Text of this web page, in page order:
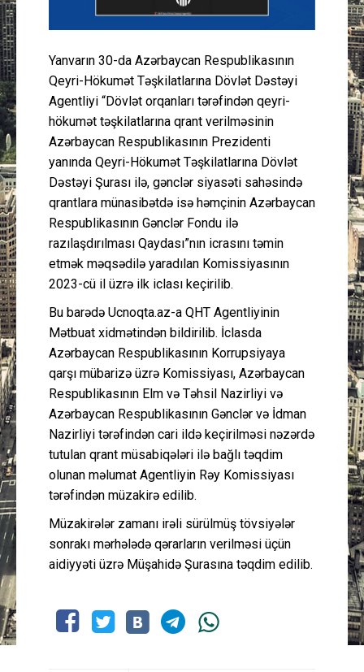
Gündəm
Cəmiyyət
Peşə etikası
Əlaqə
Yanvarın 30-da Azərbaycan Respublikasının
Qeyri-Hökumət Təşkilatlarına Dövlət Dəstəyi
Agentliyi “Dövlət orqanları tərəfindən qeyri-
hökumət təşkilatlarına qrant verilməsinin
Azərbaycan Respublikasının Prezidenti
yanında Qeyri-Hökumət Təşkilatlarına Dövlət
Dəstəyi Şurası ilə, gənclər siyasəti sahəsində
qrantlara münasibətdə isə həmçinin Azərbaycan
Respublikasının Gənclər Fondu ilə
razılaşdırılması Qaydası”nın icrasını təmin
etmək məqsədilə yaradılan Komissiyasının
2023-cü il üzrə ilk iclası keçirilib.
Bu barədə Ucnoqta.az-a QHT Agentliyinin
Mətbuat xidmətindən bildirilib. İclasda
Azərbaycan Respublikasının Korrupsiyaya
qarşı mübarizə üzrə Komissiyası, Azərbaycan
Respublikasının Elm və Təhsil Nazirliyi və
Azərbaycan Respublikasının Gənclər və İdman
Nazirliyi tərəfindən cari ildə keçirilməsi nəzərdə
tutulan qrant müsabiqələri ilə bağlı təqdim
olunan məlumat Agentliyin Rəy Komissiyası
tərəfindən müzakirə edilib.
Müzakirələr zamanı irəli sürülmüş tövsiyələr
sonrakı mərhələdə qərarların verilməsi üçün
aidiyyəti üzrə Müşahidə Şurasına təqdim edilib.